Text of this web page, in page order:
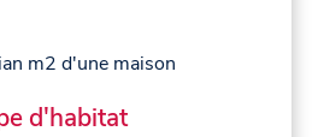
m2 d'une maison
d'habitat